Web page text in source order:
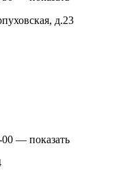
д.23
00 — показать